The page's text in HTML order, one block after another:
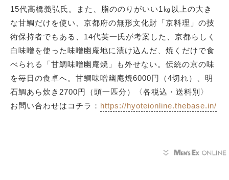
15代高橋義弘氏。また、脂ののりがいい1㎏以上の大き
な甘鯛だけを使い、京都府の無形文化財「京料理」の技
術保持者でもある、14代英一氏が考案した、京都らしく
白味噌を使った味噌幽庵地に漬け込んだ、焼くだけで食
べられる「甘鯛味噌幽庵焼」も外せない。伝統の京の味
を毎日の食卓へ。甘鯛味噌幽庵焼6000円（4切れ）、明
石鯛あら炊き2700円（頭一匹分）〈各税込・送料別〉
お問い合わせはコチラ： https://hyoteionline.thebase.in/